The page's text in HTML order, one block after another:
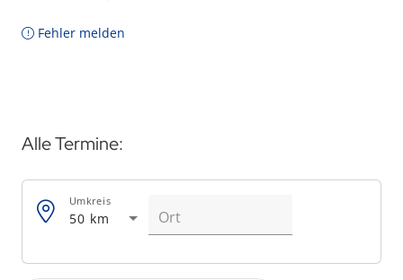
Fehler melden
Alle Termine:
50 km
Umkreis